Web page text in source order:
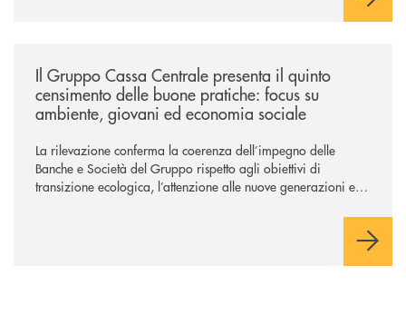
Il Gruppo Cassa Centrale presenta il quinto
censimento delle buone pratiche: focus su
ambiente, giovani ed economia sociale
La rilevazione conferma la coerenza dell’impegno delle
Banche e Società del Gruppo rispetto agli obiettivi di
transizione ecologica, l’attenzione alle nuove generazioni e
attori chiave delle comunità locali. Installate 246 colonnine di